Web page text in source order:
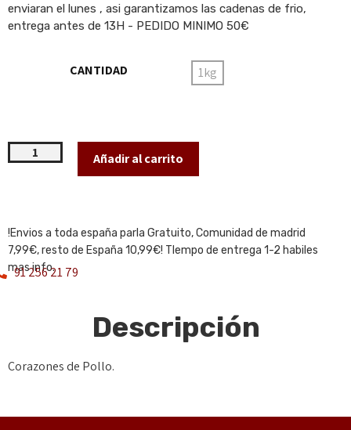
enviaran el lunes , asi garantizamos las cadenas de frio,
entrega antes de 13H - PEDIDO MINIMO 50€
CANTIDAD 1kg
Añadir al carrito
!Envios a toda españa parla Gratuito, Comunidad de madrid
7,99€, resto de España 10,99€! TIempo de entrega 1-2 habiles
mas info.
91 256 21 79
Descripción
Corazones de Pollo.